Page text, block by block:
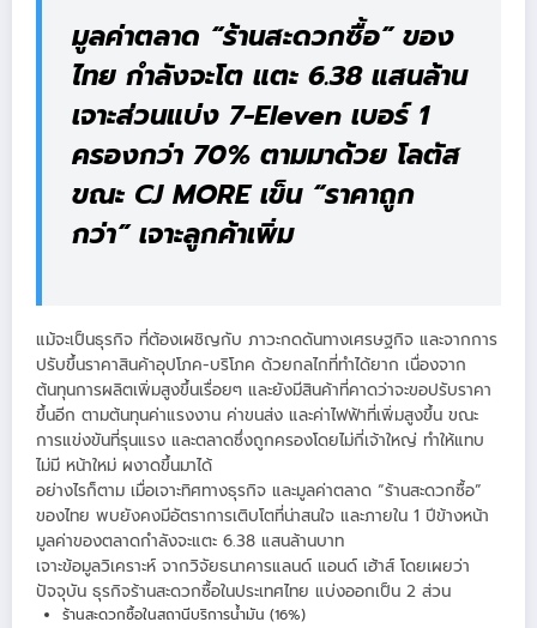
มูลค่าตลาด “ร้านสะดวกซื้อ” ของ
ไทย กำลังจะโต แตะ 6.38 แสนล้าน
เจาะส่วนแบ่ง 7-Eleven เบอร์ 1
ครองกว่า 70% ตามมาด้วย โลตัส
ขณะ CJ MORE เข็น “ราคาถูก
กว่า” เจาะลูกค้าเพิ่ม
แม้จะเป็นธุรกิจ ที่ต้องเผชิญกับ ภาวะกดดันทางเศรษฐกิจ และจากการ
ปรับขึ้นราคาสินค้าอุปโภค-บริโภค ด้วยกลไกที่ทำได้ยาก เนื่องจาก
ต้นทุนการผลิตเพิ่มสูงขึ้นเรื่อยๆ และยังมีสินค้าที่คาดว่าจะขอปรับราคา
ขึ้นอีก ตามต้นทุนค่าแรงงาน ค่าขนส่ง และค่าไฟฟ้าที่เพิ่มสูงขึ้น ขณะ
การแข่งขันที่รุนแรง และตลาดซึ่งถูกครองโดยไม่กี่เจ้าใหญ่ ทำให้แทบ
ไม่มี หน้าใหม่ ผงาดขึ้นมาได้
อย่างไรก็ตาม เมื่อเจาะทิศทางธุรกิจ และมูลค่าตลาด “ร้านสะดวกซื้อ”
ของไทย พบยังคงมีอัตราการเติบโตที่น่าสนใจ และภายใน 1 ปีข้างหน้า
มูลค่าของตลาดกำลังจะแตะ 6.38 แสนล้านบาท
เจาะข้อมูลวิเคราะห์ จากวิจัยธนาคารแลนด์ แอนด์ เฮ้าส์ โดยเผยว่า
ปัจจุบัน ธุรกิจร้านสะดวกซื้อในประเทศไทย แบ่งออกเป็น 2 ส่วน
ร้านสะดวกซื้อในสถานีบริการน้ำมัน (16%)